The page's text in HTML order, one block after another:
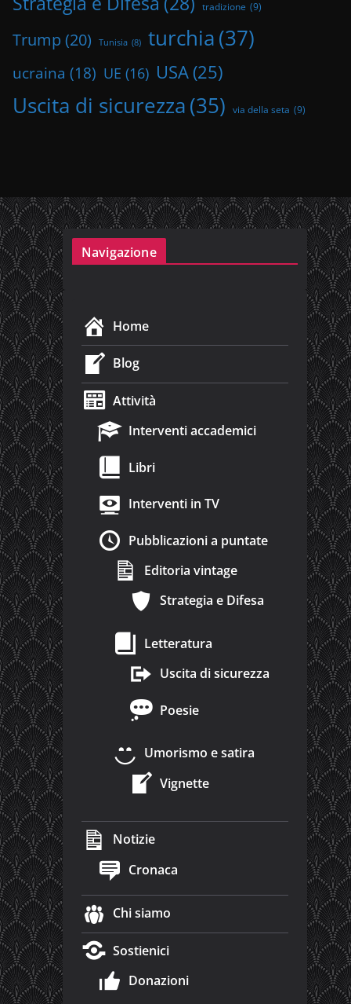
tradizione (9)
Trump (20) Tunisia (8) turchia(37)
ucraina (18) UE (16) USA (25)
Uscita di sicurezza(35) via della seta (9)
Navigazione
Home
Blog
Attività
Interventi accademici
Libri
Interventi in TV
Pubblicazioni a puntate
Editoria vintage
Strategia e Difesa
Letteratura
Uscita di sicurezza
Poesie
Umorismo e satira
Vignette
Notizie
Cronaca
Chi siamo
Sostienici
Donazioni